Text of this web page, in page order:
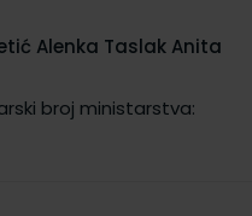
Alenka Taslak Anita
broj ministarstva: